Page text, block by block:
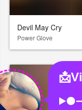
Devil May Cry
Power Glove